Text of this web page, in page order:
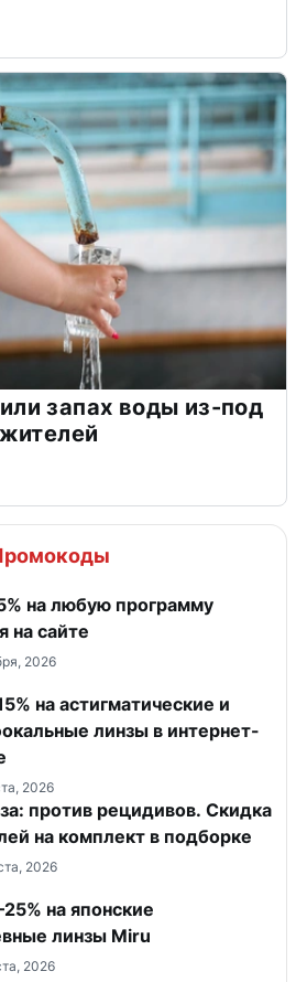
запах воды из-под
на любую программу
на сайте
2026
на астигматические и
линзы в интернет-
2026
против рецидивов. Скидка
на комплект в подборке
2026
на японские
линзы Miru
2026